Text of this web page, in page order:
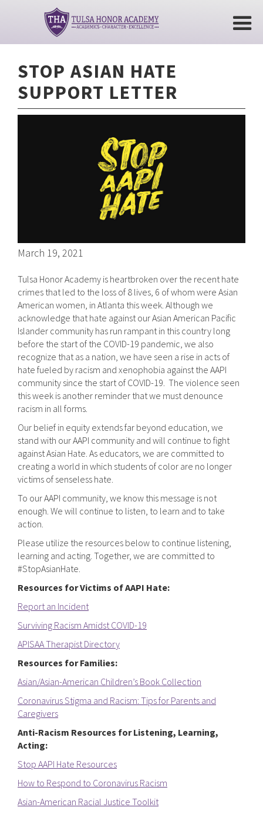
STOP ASIAN HATE
SUPPORT LETTER
March 19, 2021
Tulsa Honor Academy is heartbroken over the recent hate
crimes that led to the loss of 8 lives, 6 of whom were Asian
American women, in Atlanta this week. Although we
acknowledge that hate against our Asian American Pacific
Islander community has run rampant in this country long
before the start of the COVID-19 pandemic, we also
recognize that as a nation, we have seen a rise in acts of
hate fueled by racism and xenophobia against the AAPI
community since the start of COVID-19. The violence seen
this week is another reminder that we must denounce
racism in all forms.
Our belief in equity extends far beyond education, we
stand with our AAPI community and will continue to fight
against Asian Hate. As educators, we are committed to
creating a world in which students of color are no longer
victims of senseless hate.
To our AAPI community, we know this message is not
enough. We will continue to listen, to learn and to take
action.
Please utilize the resources below to continue listening,
learning and acting. Together, we are committed to
#StopAsianHate.
Resources for Victims of AAPI Hate:
Report an Incident
Surviving Racism Amidst COVID-19
APISAA Therapist Directory
Resources for Families:
Asian/Asian-American Children’s Book Collection
Coronavirus Stigma and Racism: Tips for Parents and
Caregivers
Anti-Racism Resources for Listening, Learning,
Acting:
Stop AAPI Hate Resources
How to Respond to Coronavirus Racism
Asian-American Racial Justice Toolkit